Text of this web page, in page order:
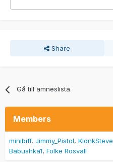
Share
Gå till ämneslista
Members
minibiff Jimmy_Pistol KlonkSteve
Babushka1 Folke Rosvall